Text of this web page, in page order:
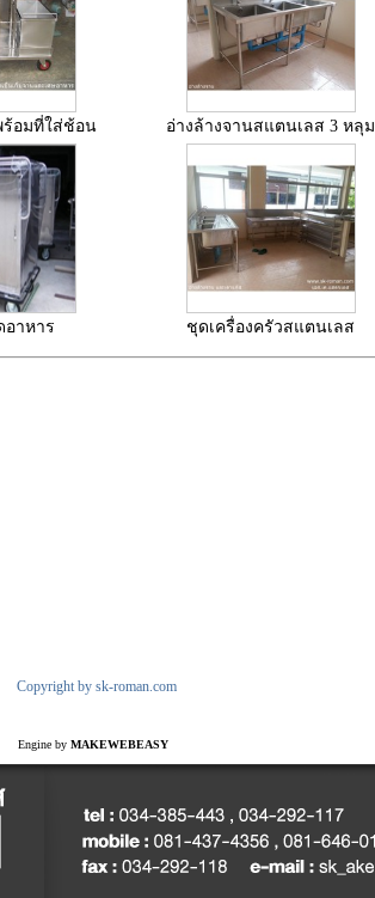
ร้อมที่ใส่ช้อน อ่างล้างจานสแตนเลส 3 หลุม
อาหาร ชุดเครื่องครัวสแตนเลส
Copyright by sk-roman.com
Engine by MAKEWEBEASY